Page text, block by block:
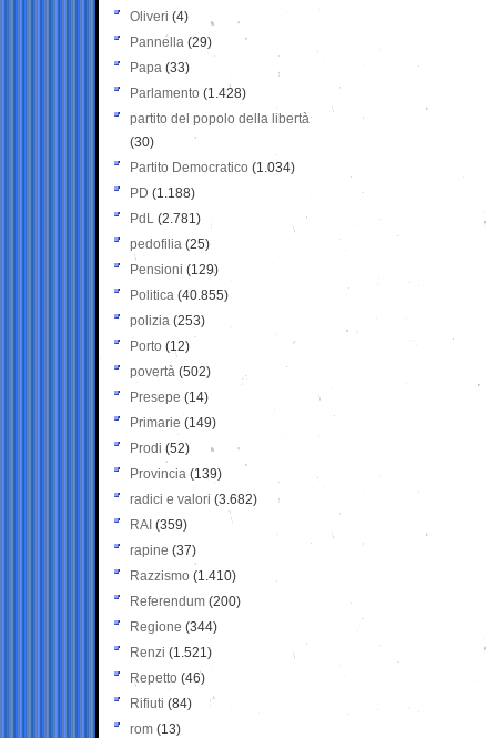
Oliveri (4)
Pannella (29)
Papa (33)
Parlamento (1.428)
partito del popolo della libertà
(30)
Partito Democratico (1.034)
PD (1.188)
PdL (2.781)
pedofilia (25)
Pensioni (129)
Politica (40.855)
polizia (253)
Porto (12)
povertà (502)
Presepe (14)
Primarie (149)
Prodi (52)
Provincia (139)
radici e valori (3.682)
RAI (359)
rapine (37)
Razzismo (1.410)
Referendum (200)
Regione (344)
Renzi (1.521)
Repetto (46)
Rifiuti (84)
rom (13)